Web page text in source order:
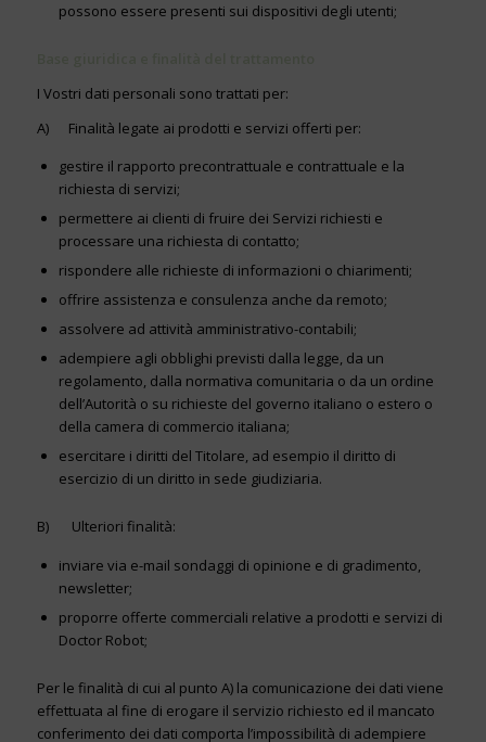
possono essere presenti sui dispositivi degli utenti;
I Vostri dati personali sono trattati per:
A) Finalità legate ai prodotti e servizi offerti per:
gestire il rapporto precontrattuale e contrattuale e la
richiesta di servizi;
permettere ai clienti di fruire dei Servizi richiesti e
processare una richiesta di contatto;
rispondere alle richieste di informazioni o chiarimenti;
offrire assistenza e consulenza anche da remoto;
assolvere ad attività amministrativo-contabili;
adempiere agli obblighi previsti dalla legge, da un
regolamento, dalla normativa comunitaria o da un ordine
dell’Autorità o su richieste del governo italiano o estero o
della camera di commercio italiana;
esercitare i diritti del Titolare, ad esempio il diritto di
esercizio di un diritto in sede giudiziaria.
B) Ulteriori finalità:
inviare via e-mail sondaggi di opinione e di gradimento,
newsletter;
proporre offerte commerciali relative a prodotti e servizi di
Doctor Robot;
Per le finalità di cui al punto A) la comunicazione dei dati viene
effettuata al fine di erogare il servizio richiesto ed il mancato
conferimento dei dati comporta l’impossibilità di adempiere